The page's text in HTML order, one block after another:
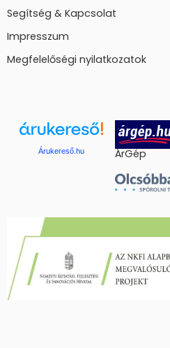
Segítség & Kapcsolat
Impresszum
Megfelelőségi nyilatkozatok
Árukereső.hu ÁrGép